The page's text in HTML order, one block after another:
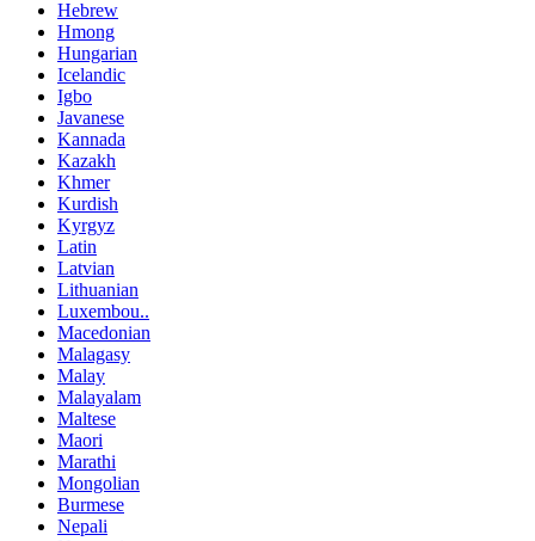
Hebrew
Hmong
Hungarian
Icelandic
Igbo
Javanese
Kannada
Kazakh
Khmer
Kurdish
Kyrgyz
Latin
Latvian
Lithuanian
Luxembou..
Macedonian
Malagasy
Malay
Malayalam
Maltese
Maori
Marathi
Mongolian
Burmese
Nepali